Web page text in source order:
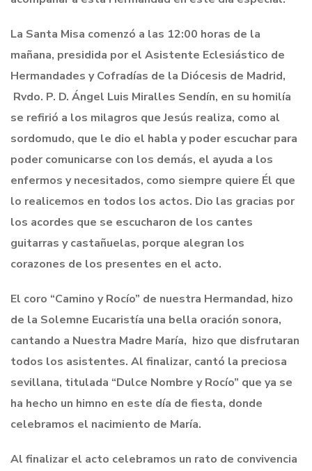
La Santa Misa comenzó a las 12:00 horas de la
mañana, presidida por el Asistente Eclesiástico de
Hermandades y Cofradías de la Diócesis de Madrid,
Rvdo. P. D. Ángel Luis Miralles Sendín, en su homilía
se refirió a los milagros que Jesús realiza, como al
sordomudo, que le dio el habla y poder escuchar para
poder comunicarse con los demás, el ayuda a los
enfermos y necesitados, como siempre quiere Él que
lo realicemos en todos los actos. Dio las gracias por
los acordes que se escucharon de los cantes
guitarras y castañuelas, porque alegran los
corazones de los presentes en el acto.
El coro “Camino y Rocío” de nuestra Hermandad, hizo
de la Solemne Eucaristía una bella oración sonora,
cantando a Nuestra Madre María, hizo que disfrutaran
todos los asistentes. Al finalizar, cantó la preciosa
sevillana, titulada “Dulce Nombre y Rocío” que ya se
ha hecho un himno en este día de fiesta, donde
celebramos el nacimiento de María.
Al finalizar el acto celebramos un rato de convivencia